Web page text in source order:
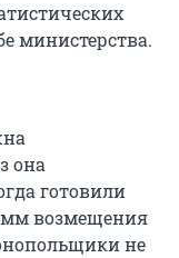
министерства.
она
готовили
возмещения
не